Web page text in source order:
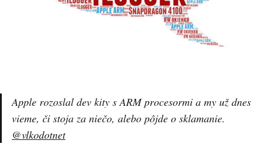
Apple rozoslal dev kity s ARM procesormi a my už dnes
vieme, či stoja za niečo, alebo pôjde o sklamanie.
@vlkodotnet